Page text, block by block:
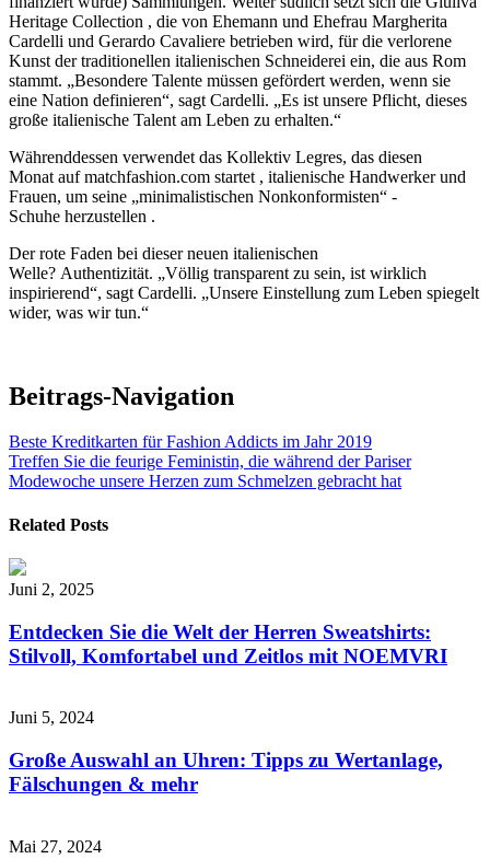
Heritage Collection , die von Ehemann und Ehefrau Margherita
Cardelli und Gerardo Cavaliere betrieben wird, für die verlorene
Kunst der traditionellen italienischen Schneiderei ein, die aus Rom
stammt. „Besondere Talente müssen gefördert werden, wenn sie
eine Nation definieren“, sagt Cardelli. „Es ist unsere Pflicht, dieses
große italienische Talent am Leben zu erhalten.“
Währenddessen verwendet das Kollektiv Legres, das diesen
Monat auf matchfashion.com startet , italienische Handwerker und
Frauen, um seine „minimalistischen Nonkonformisten“ -
Schuhe herzustellen .
Der rote Faden bei dieser neuen italienischen
Welle? Authentizität. „Völlig transparent zu sein, ist wirklich
inspirierend“, sagt Cardelli. „Unsere Einstellung zum Leben spiegelt
wider, was wir tun.“
Beitrags-Navigation
Beste Kreditkarten für Fashion Addicts im Jahr 2019
Treffen Sie die feurige Feministin, die während der Pariser
Modewoche unsere Herzen zum Schmelzen gebracht hat
Related Posts
Juni 2, 2025
Entdecken Sie die Welt der Herren Sweatshirts:
Stilvoll, Komfortabel und Zeitlos mit NOEMVRI
Juni 5, 2024
Große Auswahl an Uhren: Tipps zu Wertanlage,
Fälschungen & mehr
Mai 27, 2024